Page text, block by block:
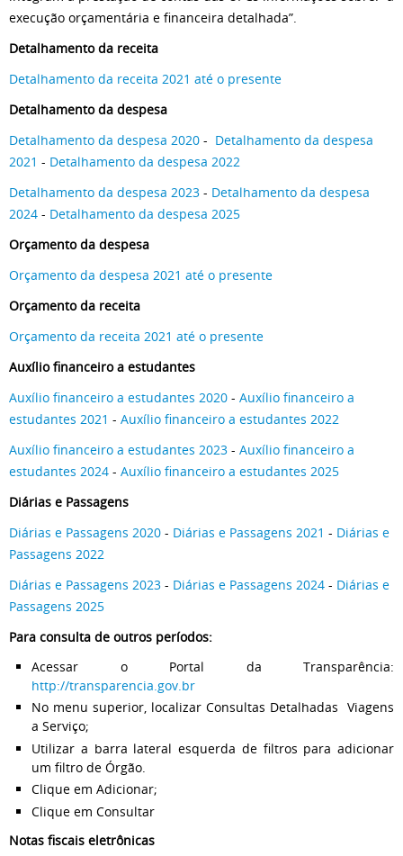
execução orçamentária e financeira detalhada”.
Detalhamento da receita
Detalhamento da receita 2021 até o presente
Detalhamento da despesa
Detalhamento da despesa 2020 - Detalhamento da despesa
2021 - Detalhamento da despesa 2022
Detalhamento da despesa 2023 - Detalhamento da despesa
2024 - Detalhamento da despesa 2025
Orçamento da despesa
Orçamento da despesa 2021 até o presente
Orçamento da receita
Orçamento da receita 2021 até o presente
Auxílio financeiro a estudantes
Auxílio financeiro a estudantes 2020 - Auxílio financeiro a
estudantes 2021 - Auxílio financeiro a estudantes 2022
Auxílio financeiro a estudantes 2023 - Auxílio financeiro a
estudantes 2024 - Auxílio financeiro a estudantes 2025
Diárias e Passagens
Diárias e Passagens 2020 - Diárias e Passagens 2021 - Diárias e
Passagens 2022
Diárias e Passagens 2023 - Diárias e Passagens 2024 - Diárias e
Passagens 2025
Para consulta de outros períodos:
Acessar o Portal da Transparência:
http://transparencia.gov.br
No menu superior, localizar Consultas Detalhadas Viagens
a Serviço;
Utilizar a barra lateral esquerda de filtros para adicionar
um filtro de Órgão.
Clique em Adicionar;
Clique em Consultar
Notas fiscais eletrônicas